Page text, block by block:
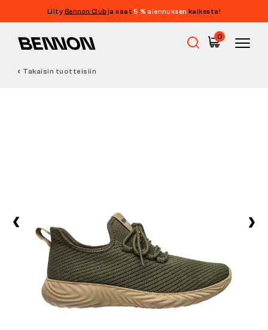
Liity Bennon Club ja saat 5 % alennuksen kaikesta!
0
Vapaa-ajan kengät
Tactical
Takaisin tuotteisiin